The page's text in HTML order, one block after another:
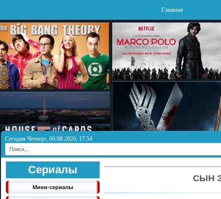
Главная
Сегодня Четверг, 06.08.2026, 17:54
Сериалы
Мини-сериалы
СЫН